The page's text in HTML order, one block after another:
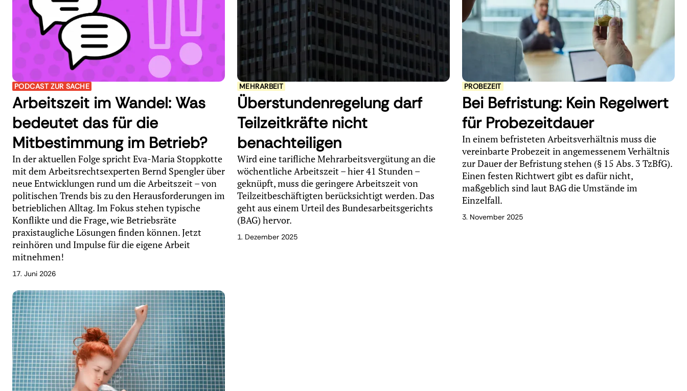
PODCAST ZUR SACHE
Arbeitszeit im Wandel: Was
bedeutet das für die
Mitbestimmung im Betrieb?
In der aktuellen Folge spricht Eva-Maria Stoppkotte
mit dem Arbeitsrechtsexperten Bernd Spengler über
neue Entwicklungen rund um die Arbeitszeit – von
politischen Trends bis zu den Herausforderungen im
betrieblichen Alltag. Im Fokus stehen typische
Konflikte und die Frage, wie Betriebsräte
praxistaugliche Lösungen finden können. Jetzt
reinhören und Impulse für die eigene Arbeit
mitnehmen!
17. Juni 2026
MEHRARBEIT
Überstundenregelung darf
Teilzeitkräfte nicht
benachteiligen
Wird eine tarifliche Mehrarbeitsvergütung an die
wöchentliche Arbeitszeit – hier 41 Stunden –
geknüpft, muss die geringere Arbeitszeit von
Teilzeitbeschäftigten berücksichtigt werden. Das
geht aus einem Urteil des Bundesarbeitsgerichts
(BAG) hervor.
1. Dezember 2025
PROBEZEIT
Bei Befristung: Kein Regelwert
für Probezeitdauer
In einem befristeten Arbeitsverhältnis muss die
vereinbarte Probezeit in angemessenem Verhältnis
zur Dauer der Befristung stehen (§ 15 Abs. 3 TzBfG).
Einen festen Richtwert gibt es dafür nicht,
maßgeblich sind laut BAG die Umstände im
Einzelfall.
3. November 2025